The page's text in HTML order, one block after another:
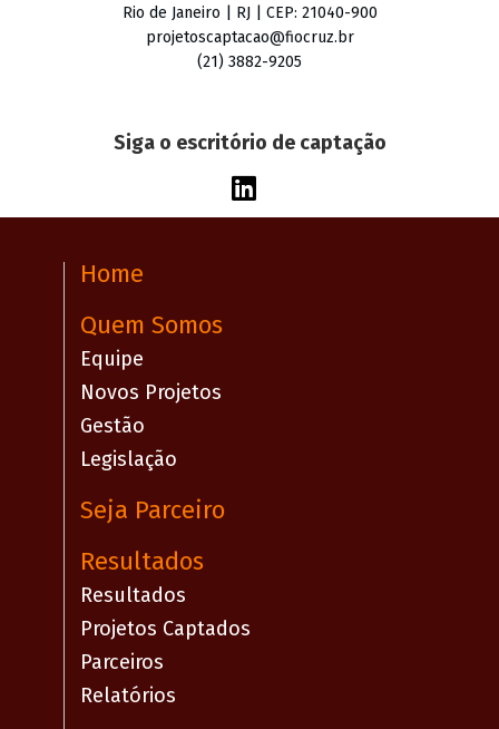
Rio de Janeiro | RJ | CEP: 21040-900
projetoscaptacao@fiocruz.br
(21) 3882-9205
Siga o escritório de captação
Home
Quem Somos
Equipe
Novos Projetos
Gestão
Legislação
Seja Parceiro
Resultados
Resultados
Projetos Captados
Parceiros
Relatórios